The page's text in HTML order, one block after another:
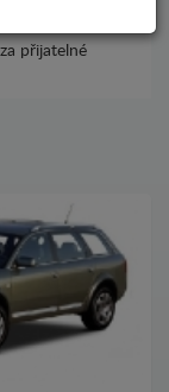
přijatelné